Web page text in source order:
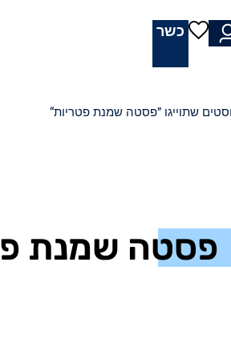
כשר
שתוייגו ”פסטה שמנת פטריות“
פסטה שמנת